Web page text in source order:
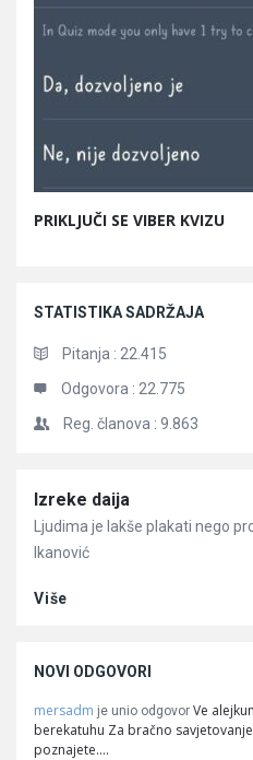
PRIKLJUČI SE VIBER KVIZU
STATISTIKA SADRŽAJA
Pitanja : 22.415
Odgovora : 22.775
Reg. članova : 9.863
Članci
Izreke daija
Ljudima je lakše plakati nego
Ikanović
Više
NOVI ODGOVORI
mersadm je unio odgovor Ve
berekatuhu Za bračno
poznajete.…